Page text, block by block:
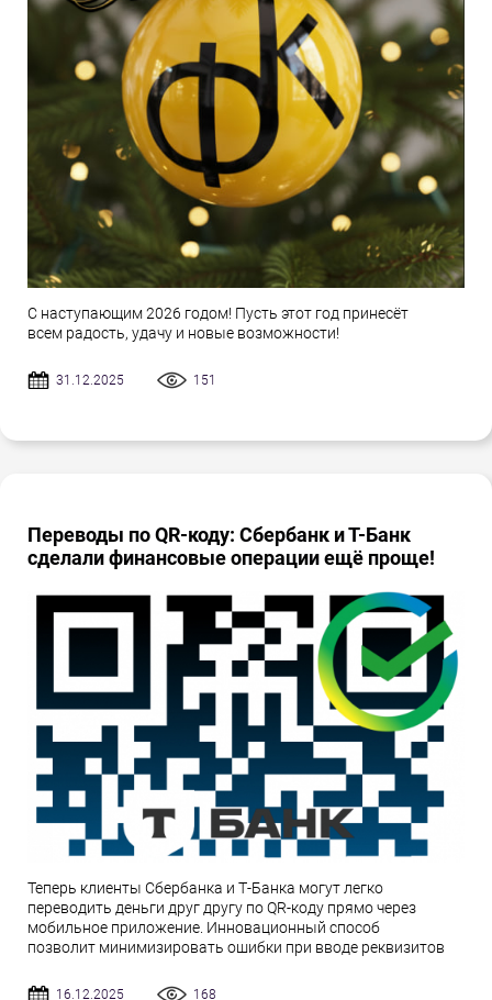
С наступающим 2026 годом! Пусть этот год принесёт
всем радость, удачу и новые возможности!
31.12.2025 151
Переводы по QR-коду: Сбербанк и Т-Банк
сделали финансовые операции ещё проще!
Теперь клиенты Сбербанка и Т-Банка могут легко
переводить деньги друг другу по QR-коду прямо через
мобильное приложение. Инновационный способ
позволит минимизировать ошибки при вводе реквизитов
16.12.2025 168